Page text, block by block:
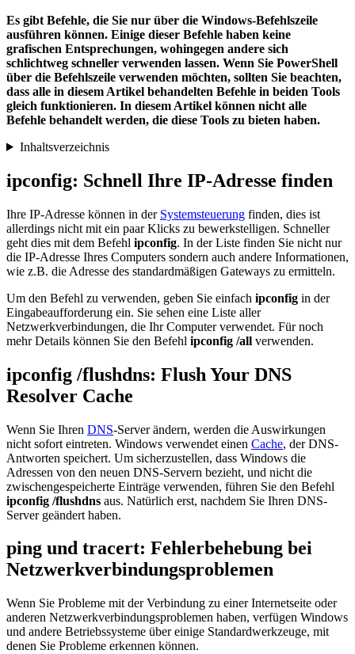
Es gibt Befehle, die Sie nur über die Windows-Befehlszeile
ausführen können. Einige dieser Befehle haben keine
grafischen Entsprechungen, wohingegen andere sich
schlichtweg schneller verwenden lassen. Wenn Sie PowerShell
über die Befehlszeile verwenden möchten, sollten Sie beachten,
dass alle in diesem Artikel behandelten Befehle in beiden Tools
gleich funktionieren. In diesem Artikel können nicht alle
Befehle behandelt werden, die diese Tools zu bieten haben.
Inhaltsverzeichnis
ipconfig: Schnell Ihre IP-Adresse finden
Ihre IP-Adresse können in der Systemsteuerung finden, dies ist
allerdings nicht mit ein paar Klicks zu bewerkstelligen. Schneller
geht dies mit dem Befehl ipconfig. In der Liste finden Sie nicht nur
die IP-Adresse Ihres Computers sondern auch andere Informationen,
wie z.B. die Adresse des standardmäßigen Gateways zu ermitteln.
Um den Befehl zu verwenden, geben Sie einfach ipconfig in der
Eingabeaufforderung ein. Sie sehen eine Liste aller
Netzwerkverbindungen, die Ihr Computer verwendet. Für noch
mehr Details können Sie den Befehl ipconfig /all verwenden.
ipconfig /flushdns: Flush Your DNS
Resolver Cache
Wenn Sie Ihren DNS-Server ändern, werden die Auswirkungen
nicht sofort eintreten. Windows verwendet einen Cache, der DNS-
Antworten speichert. Um sicherzustellen, dass Windows die
Adressen von den neuen DNS-Servern bezieht, und nicht die
zwischengespeicherte Einträge verwenden, führen Sie den Befehl
ipconfig /flushdns aus. Natürlich erst, nachdem Sie Ihren DNS-
Server geändert haben.
ping und tracert: Fehlerbehebung bei
Netzwerkverbindungsproblemen
Wenn Sie Probleme mit der Verbindung zu einer Internetseite oder
anderen Netzwerkverbindungsproblemen haben, verfügen Windows
und andere Betriebssysteme über einige Standardwerkzeuge, mit
denen Sie Probleme erkennen können.